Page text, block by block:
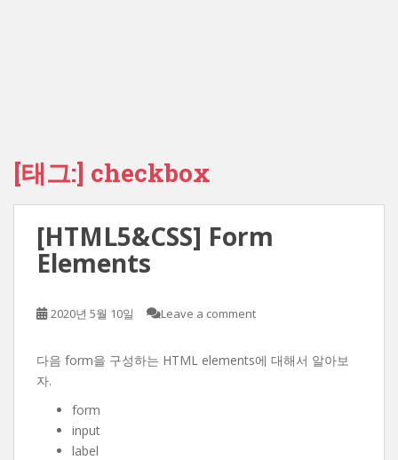
[태그:] checkbox
[HTML5&CSS] Form
Elements
2020년 5월 10일 Leave a comment
다음 form을 구성하는 HTML elements에 대해서 알아보
자.
form
input
label